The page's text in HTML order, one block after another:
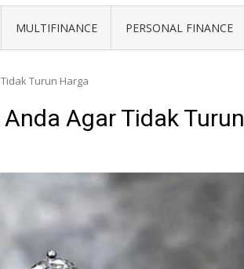
MULTIFINANCE PERSONAL FINANCE
Turun Harga
Agar Tidak Turun